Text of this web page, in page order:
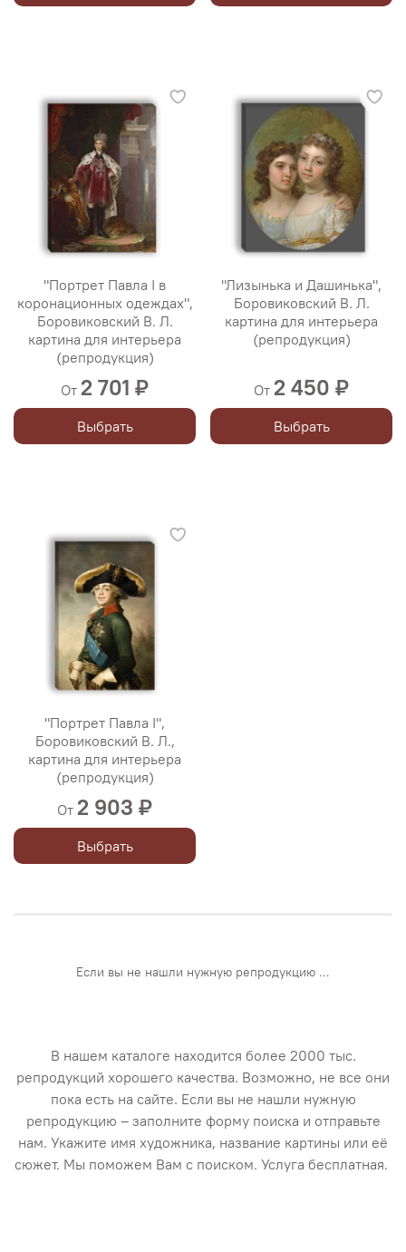
"Портрет Павла I в
коронационных одеждах",
Боровиковский В. Л.
картина для интерьера
(репродукция)
От 2 701 ₽
Выбрать
"Лизынька и Дашинька",
Боровиковский В. Л.
картина для интерьера
(репродукция)
От 2 450 ₽
Выбрать
"Портрет Павла I",
Боровиковский В. Л.,
картина для интерьера
(репродукция)
От 2 903 ₽
Выбрать
Если вы не нашли нужную репродукцию ...
В нашем каталоге находится более 2000 тыс.
репродукций хорошего качества. Возможно, не все они
пока есть на сайте. Если вы не нашли нужную
репродукцию – заполните форму поиска и отправьте
нам. Укажите имя художника, название картины или её
сюжет. Мы поможем Вам с поиском. Услуга бесплатная.